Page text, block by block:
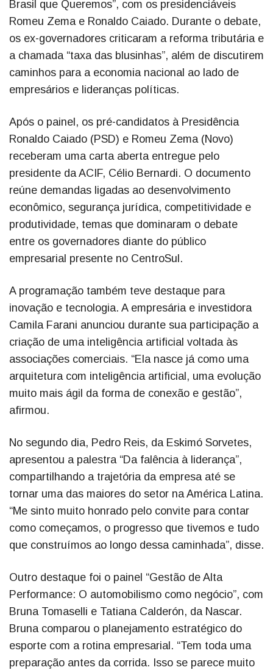
Brasil que Queremos”, com os presidenciáveis
Romeu Zema e Ronaldo Caiado. Durante o debate,
os ex-governadores criticaram a reforma tributária e
a chamada “taxa das blusinhas”, além de discutirem
caminhos para a economia nacional ao lado de
empresários e lideranças políticas.
Após o painel, os pré-candidatos à Presidência
Ronaldo Caiado (PSD) e Romeu Zema (Novo)
receberam uma carta aberta entregue pelo
presidente da ACIF, Célio Bernardi. O documento
reúne demandas ligadas ao desenvolvimento
econômico, segurança jurídica, competitividade e
produtividade, temas que dominaram o debate
entre os governadores diante do público
empresarial presente no CentroSul.
A programação também teve destaque para
inovação e tecnologia. A empresária e investidora
Camila Farani anunciou durante sua participação a
criação de uma inteligência artificial voltada às
associações comerciais. “Ela nasce já como uma
arquitetura com inteligência artificial, uma evolução
muito mais ágil da forma de conexão e gestão”,
afirmou.
No segundo dia, Pedro Reis, da Eskimó Sorvetes,
apresentou a palestra “Da falência à liderança”,
compartilhando a trajetória da empresa até se
tornar uma das maiores do setor na América Latina.
“Me sinto muito honrado pelo convite para contar
como começamos, o progresso que tivemos e tudo
que construímos ao longo dessa caminhada”, disse.
Outro destaque foi o painel “Gestão de Alta
Performance: O automobilismo como negócio”, com
Bruna Tomaselli e Tatiana Calderón, da Nascar.
Bruna comparou o planejamento estratégico do
esporte com a rotina empresarial. “Tem toda uma
preparação antes da corrida. Isso se parece muito